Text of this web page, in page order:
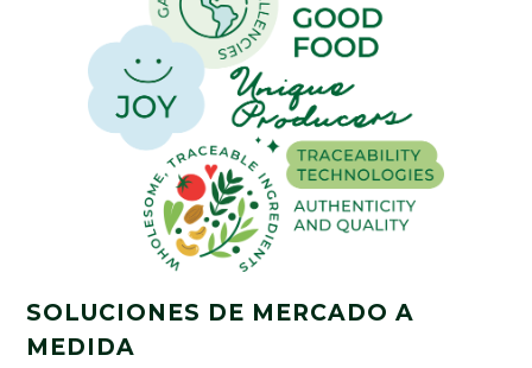
SOLUCIONES DE MERCADO A
MEDIDA